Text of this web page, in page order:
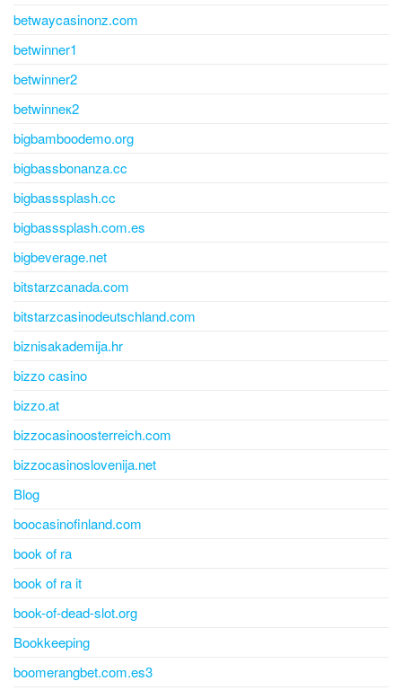
betwaycasinonz.com
betwinner1
betwinner2
betwinneк2
bigbamboodemo.org
bigbassbonanza.cc
bigbasssplash.cc
bigbasssplash.com.es
bigbeverage.net
bitstarzcanada.com
bitstarzcasinodeutschland.com
biznisakademija.hr
bizzo casino
bizzo.at
bizzocasinoosterreich.com
bizzocasinoslovenija.net
Blog
boocasinofinland.com
book of ra
book of ra it
book-of-dead-slot.org
Bookkeeping
boomerangbet.com.es3